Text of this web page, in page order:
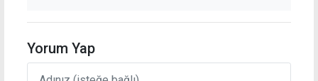
Yorum Yap